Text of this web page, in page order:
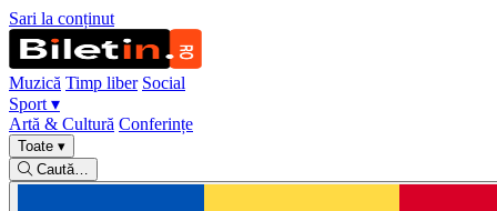
Sari la conținut
Muzică Timp liber Social
Sport ▾
Artă & Cultură Conferințe
Toate ▾
Caută…